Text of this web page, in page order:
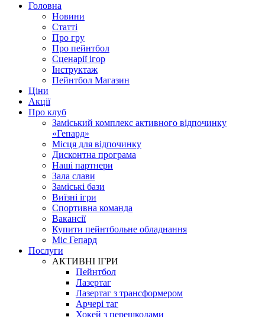
Головна
Новини
Статті
Про гру
Про пейнтбол
Сценарії ігор
Інструктаж
Пейнтбол Магазин
Ціни
Акції
Про клуб
Заміський комплекс активного відпочинку
«Гепард»
Місця для відпочинку
Дисконтна програма
Наші партнери
Зала слави
Заміські бази
Виїзні ігри
Спортивна команда
Вакансії
Купити пейнтбольне обладнання
Міс Гепард
Послуги
АКТИВНІ ІГРИ
Пейнтбол
Лазертаг
Лазертаг з трансформером
Арчері таг
Хокей з перешкодами